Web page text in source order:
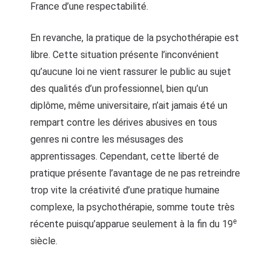
France d’une respectabilité.
En revanche, la pratique de la psychothérapie est
libre. Cette situation présente l’inconvénient
qu’aucune loi ne vient rassurer le public au sujet
des qualités d’un professionnel, bien qu’un
diplôme, même universitaire, n’ait jamais été un
rempart contre les dérives abusives en tous
genres ni contre les mésusages des
apprentissages. Cependant, cette liberté de
pratique présente l’avantage de ne pas retreindre
trop vite la créativité d’une pratique humaine
complexe, la psychothérapie, somme toute très
récente puisqu’apparue seulement à la fin du 19e
siècle.